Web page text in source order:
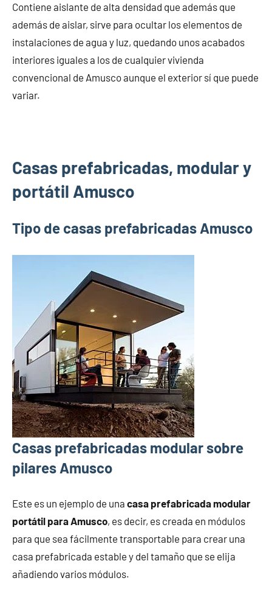
Contiene aislante de alta densidad que además que
además de aislar, sirve para ocultar los elementos de
instalaciones de agua y luz, quedando unos acabados
interiores iguales a los de cualquier vivienda
convencional de Amusco aunque el exterior sí que puede
variar.
Casas prefabricadas, modular y
portátil Amusco
Tipo de casas prefabricadas Amusco
Casas prefabricadas modular sobre
pilares Amusco
Este es un ejemplo de una casa prefabricada modular
portátil para Amusco, es decir, es creada en módulos
para que sea fácilmente transportable para crear una
casa prefabricada estable y del tamaño que se elija
añadiendo varios módulos.